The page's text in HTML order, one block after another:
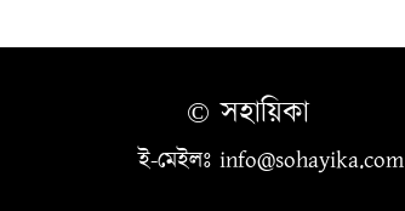
© সহায়িকা
ই-মেইলঃ info@sohayika.com